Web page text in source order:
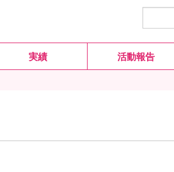
実績 活動報告